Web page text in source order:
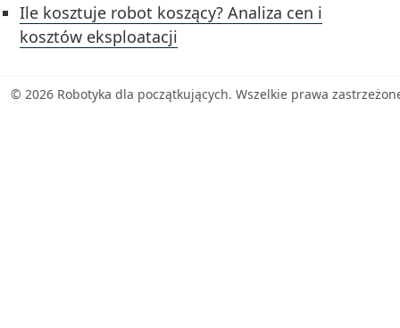
Ile kosztuje robot koszący? Analiza cen i
kosztów eksploatacji
© 2026 Robotyka dla początkujących. Wszelkie prawa